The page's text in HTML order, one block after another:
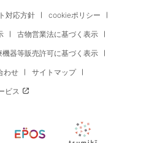
対応方針 cookieポリシー
古物営業法に基づく表示
機器等販売許可に基づく表示
わせ サイトマップ
ビス